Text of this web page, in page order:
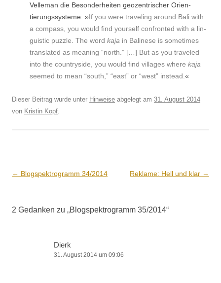
Velle­man die Beson­der­heit­en geozen­trisch­er Ori­en­
tierungssys­teme: »If you were trav­el­ing around Bali with
a com­pass, you would find your­self con­front­ed with a lin­
guis­tic puz­zle. The word kaja in Bali­nese is some­times
trans­lat­ed as mean­ing “north.” […] But as you trav­eled
into the coun­try­side, you would find vil­lages where kaja
seemed to mean “south,” “east” or “west” instead. «
Dieser Beitrag wurde unter Hinweise abgelegt am 31. August 2014
von Kristin Kopf
Beitrags-
← Blogspektrogramm 34/2014 Reklame: Hell und klar →
2 Gedanken zu „Blogspektrogramm 35/2014“
Dierk
31. August 2014 um 09:06